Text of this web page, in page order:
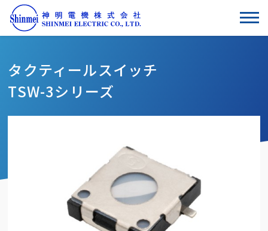
タクティールスイッチ
TSW-3シリーズ